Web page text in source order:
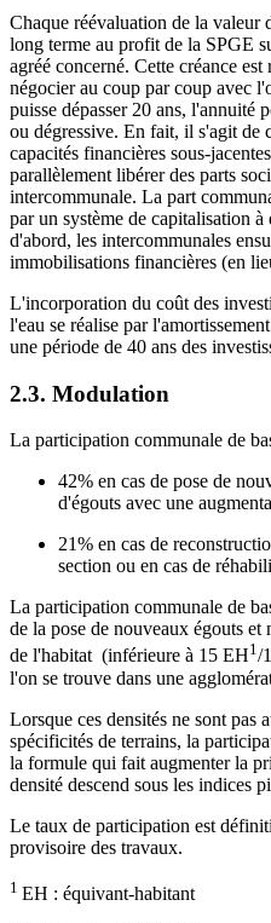
Chaque réévaluation de la valeur
long terme au profit de la SPGE
agréé concerné. Cette créance
négocier au coup par coup avec
puisse dépasser 20 ans, l'annuité
ou dégressive. En fait, il s'agit de
capacités financières sous-
parallèlement libérer des parts
intercommunale. La part
par un système de capitalisation
d'abord, les intercommunales
immobilisations financières (en
L'incorporation du coût des
l'eau se réalise par
une période de 40 ans des
2.3. Modulation
La participation communale de
42% en cas de pose de
d'égouts avec une
21% en cas de
section ou en cas de
La participation communale de
de la pose de nouveaux égouts
de l'habitat (inférieure à 15 EH1/
l'on se trouve dans une
Lorsque ces densités ne sont pas
spécificités de terrains, la
la formule qui fait augmenter la
densité descend sous les indices
Le taux de participation est
provisoire des travaux.
1 EH : équivant-habitant